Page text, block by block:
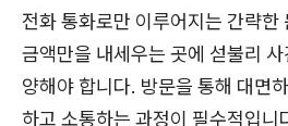
전화 통화로만 이루어지는 간략한
금액만을 내세우는 곳에 섣불리
양해야 합니다. 방문을 통해 대면
하고 소통하는 과정이 필수적입니